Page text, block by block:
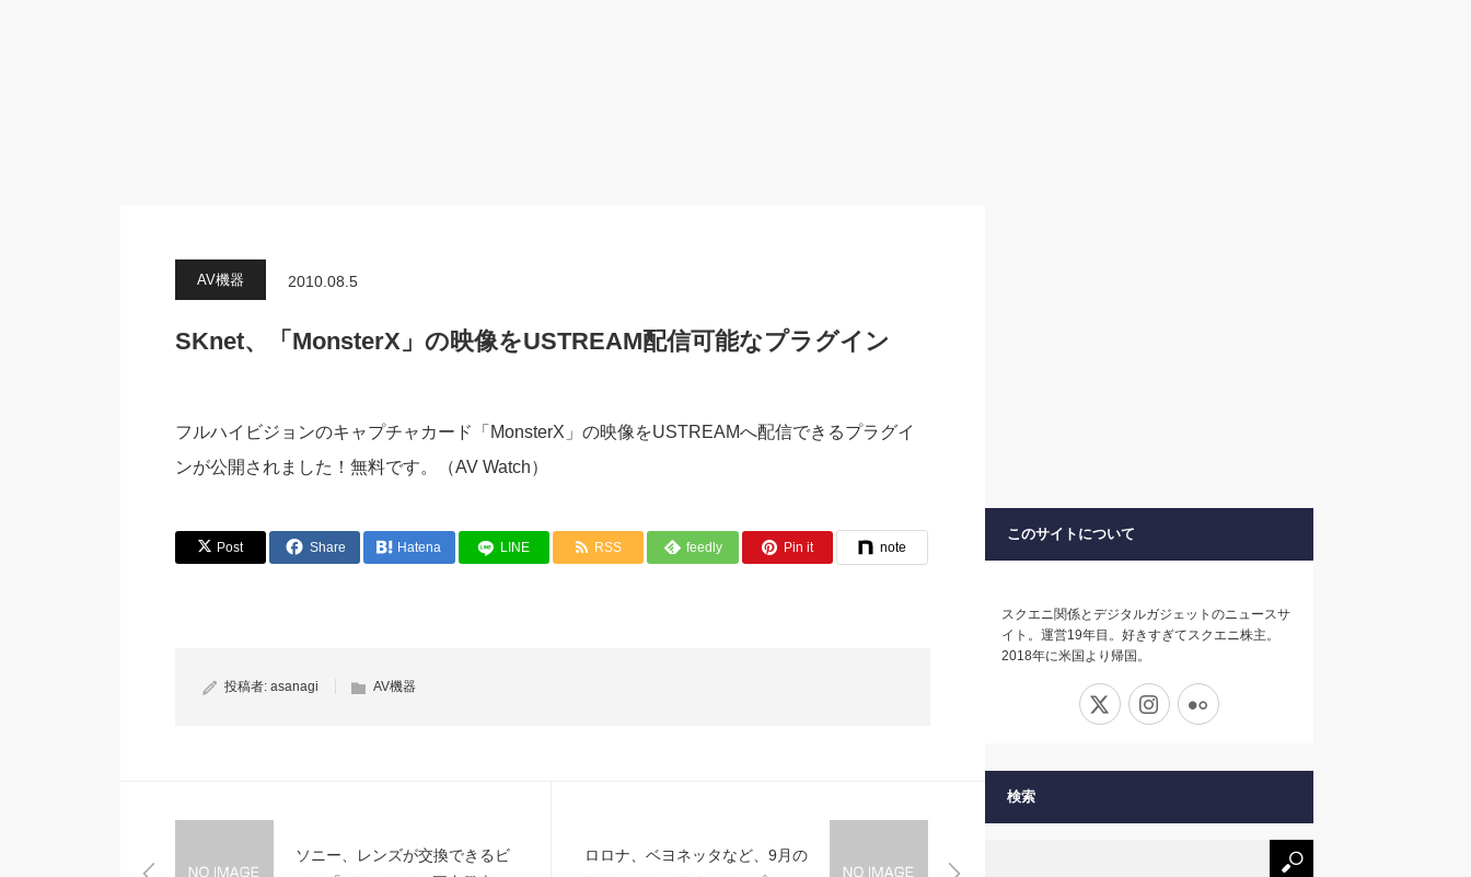
AV機器 2010.08.5
SKnet、「MonsterX」の映像をUSTREAM配信可能なプラグイン
フルハイビジョンのキャプチャカード「MonsterX」の映像をUSTREAMへ配信できるプラグイ
ンが公開されました！無料です。（AV Watch）
Post Share Hatena LINE RSS feedly Pin it note
投稿者: asanagi AV機器
ソニー、レンズが交換できるビ
ロロナ、ベヨネッタなど、9月の
このサイトについて
スクエニ関係とデジタルガジェットのニュースサ
イト。運営19年目。好きすぎてスクエニ株主。
2018年に米国より帰国。
Instagram
検索